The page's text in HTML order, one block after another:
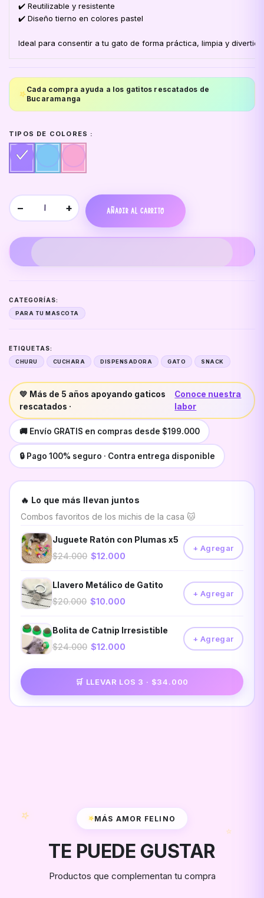
✔️ Reutilizable y resistente
✔️ Diseño tierno en colores pastel
Ideal para consentir a tu gato de forma práctica, limpia y
⭐Cada compra ayuda a los gatitos rescatados de
Bucaramanga
TIPOS DE COLORES :
− + AÑADIR AL CARRITO
CATEGORÍAS:
PARA TU MASCOTA
ETIQUETAS:
CHURU CUCHARA DISPENSADORA GATO SNACK
💛 Más de 5 años apoyando gaticos
rescatados ·
Conoce nuestra
labor
🚚 Envío GRATIS en compras desde $199.000
🔒 Pago 100% seguro · Contra entrega disponible
🔥 Lo que más llevan juntos
Combos favoritos de los michis de la casa 🐱
Juguete Ratón con Plumas x5
$24.000 $12.000
+ Agregar
Llavero Metálico de Gatito
$20.000 $10.000
+ Agregar
Bolita de Catnip Irresistible
$24.000 $12.000
+ Agregar
🛒 LLEVAR LOS 3 · $34.000
⭐
⭐
⭐MÁS AMOR FELINO
TE PUEDE GUSTAR
Productos que complementan tu compra